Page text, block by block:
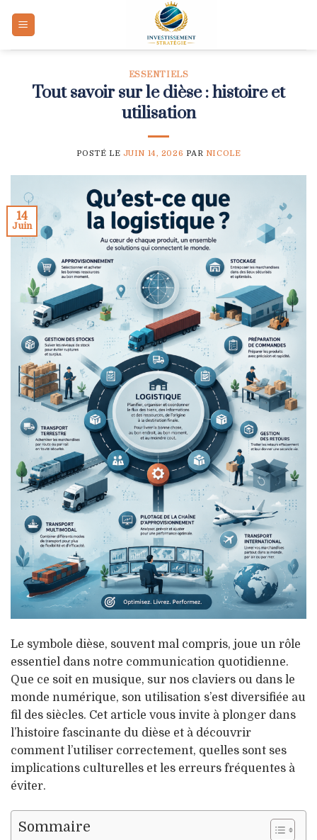
ESSENTIELS
Tout savoir sur le dièse : histoire et
utilisation
POSTÉ LE JUIN 14, 2026 PAR NICOLE
14
Juin
Le symbole dièse, souvent mal compris, joue un rôle
essentiel dans notre communication quotidienne.
Que ce soit en musique, sur nos claviers ou dans le
monde numérique, son utilisation s’est diversifiée au
fil des siècles. Cet article vous invite à plonger dans
l’histoire fascinante du dièse et à découvrir
comment l’utiliser correctement, quelles sont ses
implications culturelles et les erreurs fréquentes à
éviter.
Sommaire